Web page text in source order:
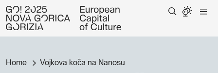
Home Vojkova koča na Nanosu